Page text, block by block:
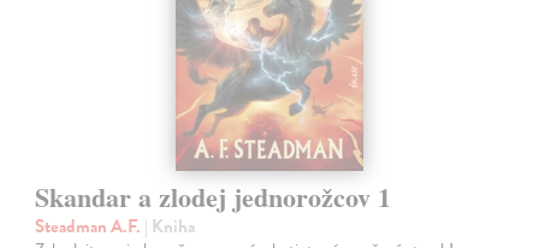
Skandar a zlodej jednorožcov 1
Steadman A.F. | Kniha